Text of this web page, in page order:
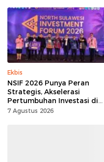
Ekbis
NSIF 2026 Punya Peran
Strategis, Akselerasi
Pertumbuhan Investasi di
Sulut
7 Agustus 2026